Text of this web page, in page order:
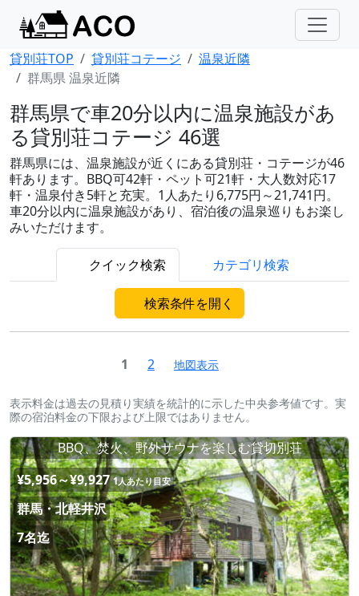
貸別荘TOP 貸別荘コテージ
温泉近隣
群馬県 温泉近隣
群馬県で車20分以内に温泉施設があ
る貸別荘コテージ 46選
群馬県には、温泉施設が近くにある貸別荘・コテージが46
軒あります。BBQ可42軒・ペット可21軒・大人数対応17
軒・温泉付き5軒と充実。1人あたり6,775円～21,741円。
車20分以内に温泉施設があり、宿泊後の温泉巡りもお楽し
みいただけます。
クイック検索 カテゴリ検索
検索条件を開く
1 2 地図表示
表示料金は過去の見積り実績を統計的に示した中央参考値です。実
際の宿泊料金の下限および上限ではありません。
BBQ、焚火、野外サウナを楽しむ貸切別荘
¥5,956～¥9,927 1人あたり目安
群馬・北軽井沢
7名迄